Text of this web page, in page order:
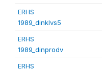
ERHS
1989_dinklvs5
ERHS
1989_dinprodv
ERHS